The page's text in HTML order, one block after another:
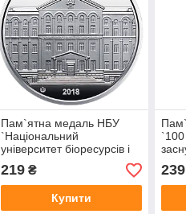
Пам`ятна медаль НБУ
`Національний
університет біоресурсів і
природокористування
України`
219₴
Купити
`100
239